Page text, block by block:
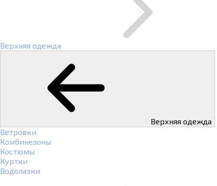
Верхняя одежда
Верхняя одежда
Ветровки
Комбинезоны
Костюмы
Куртки
Водолазки